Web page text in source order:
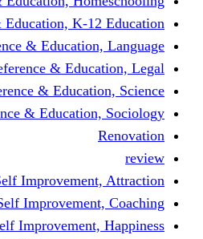
Reference & Education, K-
Reference &
Reference &
Reference &
Reference &
Self
Self
Self